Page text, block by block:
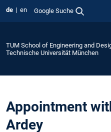
de en Google Suche
TUM School of Engineering and
Technische Universität München
Appointment
Ardey